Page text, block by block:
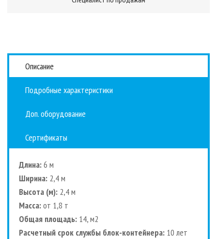
Описание
Подробные характеристики
Доп. оборудование
Сертификаты
Длина:6 м
Ширина: 2,4 м
Высота (м): 2,4 м
Масса:от 1,8 т
Общая площадь: 14, м2
Расчетный срок службы блок-контейнера: 10 лет